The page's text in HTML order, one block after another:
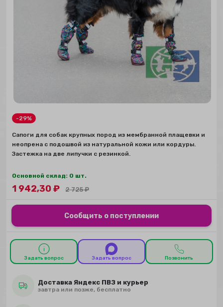
-29%
Сапоги для собак крупных пород из мембранной плащевки и
неопрена с подошвой из натуральной кожи или кордуры.
Застежка на две липучки с резинкой.
Основной склад: 0 шт.
1 942,30₽ 2 725₽
Сообщить о поступлении
Задать вопрос Задать вопрос Позвонить
Доставка Яндекс ПВЗ и курьер
завтра или позже, бесплатно